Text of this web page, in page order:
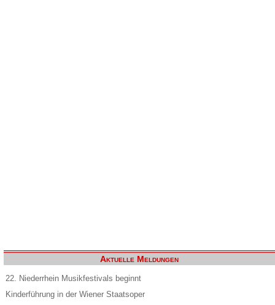
Aktuelle Meldungen
22. Niederrhein Musikfestivals beginnt
Kinderführung in der Wiener Staatsoper